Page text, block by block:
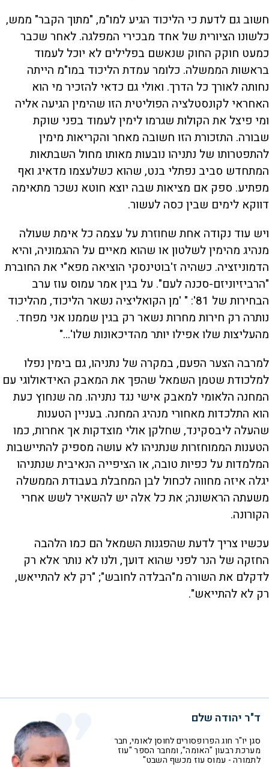
חשוב גם לדעת כי הליכוד הגיע למו"מ, "מתוך הקבר" ממש,
כלשונו הציורית של אחד מבכירי המפלגה. לאחר שכבר
כמעט חוקק החוק שנאשם בפלילים לא יוכל לעמוד
בראשות הממשלה. כלומר עמדת הליכוד במו"מ הייתה
נחותה לאורך כל הדרך. ואולי גם כדאי להזכיר מי הוא
האחראי לקונסטלציה הפוליטית הזו שהימין הגיעה אליה
ומי פיצל את הקולות שגרמו לימין לעמוד בפני שוקת
שבורה. התזכורת הזו חשובה מאחר והקריאות מימין
להתפטרותו של נתניהו נובעות מאותו מחול השבתאות
המתחדש סביב נפתלי בנט, שהוא כשלעצמו מדאיג ואף
מפתיע. ספק אם מציאות שבה יוצא חוטא נשכר מתאימה
דווקא לימים שבין כסה לעשור.
ויש עוד נקודה אחת שחוזרת על עצמה כל אימת שעולה
מנהיג מהימין לשלטון או שהוא מאיים על ההגמוניה, והיא
הדמוניזציה. כשהיה ז'בוטינסקי הוציאה מפא"י את החוברת
"הרביזיוניזם-סכנה לעם". על בגין אמר עמוס עוז ערב
הבחירות של 81': " 'מן הקואליציה נשאר הליכוד, מהליכוד
נותרה רק חירות מחרות נשאר רק בגין שממנו אני מפחד.
מהעליצות שלו אפילו יותר מהדיכאונות שלו'..."
למרבה הצער הפעם, במקרה של נתניהו, גם בימין נפלו
למלכודת שטמן השמאל שהפך את המאבק האידאולוגי עם
המחנה הלאומי למאבק אישי נגד נתניהו. מה שנחוץ כעת
הוא התלכדות מאחורי מנהיג המחנה. בעניין הטענות
שהעלה ליבסקינד, שחלקן אולי מוצדקות אך אחרות, כמו
הטענות הממוחזרות שנתניהו לא עושה מספיק להתיישבות
המלמדות על כפיות טובה, או הציפייה הנאיבית שנתניהו
יגלה איזה מחווה לכחול לבן המחבלת בעבודת הממשלה
משעתה הראשונה; את כל אלה יש להשאיר לשש אחרי
הקורונה.
עכשיו צריך לדעת שהפגנות השמאל הם כמו הלהבה
החזקה של הנר לפני שהוא דועך, ולנו לא נותר אלא רק
לדקלם את השורה מ"הבלדה לחובש"; "רק לא להתייאש,
רק לא להתייאש".
ד"ר יהודה שלם
סגן יו"ר חוג הפרופסורים לחוסן לאומי, חבר
מערכת רבעון "האומה", ומחבר הספר "עוז
לתמורה - עמוס עוז מכשף השבט"